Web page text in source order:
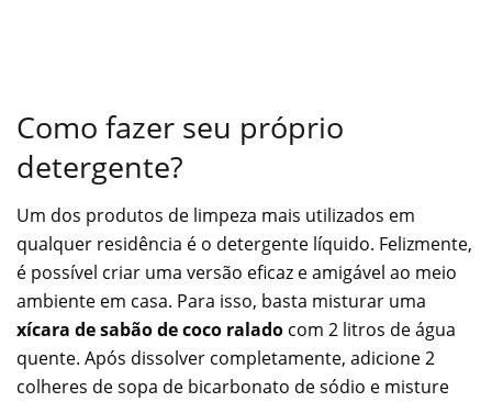
Como fazer seu próprio
detergente?
Um dos produtos de limpeza mais utilizados em
qualquer residência é o detergente líquido. Felizmente,
é possível criar uma versão eficaz e amigável ao meio
ambiente em casa. Para isso, basta misturar uma
xícara de sabão de coco ralado com 2 litros de água
quente. Após dissolver completamente, adicione 2
colheres de sopa de bicarbonato de sódio e misture